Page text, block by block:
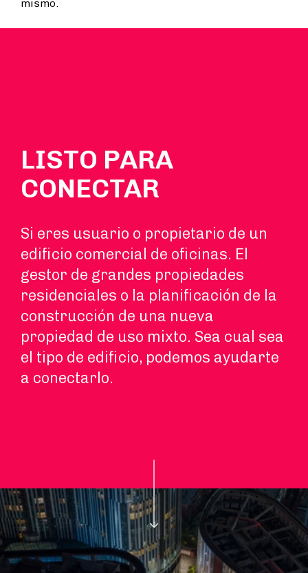
mismo.
LISTO PARA
CONECTAR
Si eres usuario o propietario de un
edificio comercial de oficinas. El
gestor de grandes propiedades
residenciales o la planificación de la
construcción de una nueva
propiedad de uso mixto. Sea cual sea
el tipo de edificio, podemos ayudarte
a conectarlo.